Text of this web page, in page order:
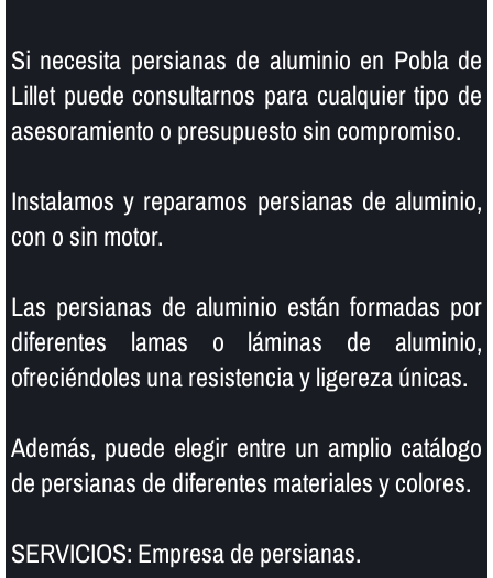
Si necesita persianas de aluminio en Pobla de
Lillet puede consultarnos para cualquier tipo de
asesoramiento o presupuesto sin compromiso.
Instalamos y reparamos persianas de aluminio,
con o sin motor.
Las persianas de aluminio están formadas por
diferentes lamas o láminas de aluminio,
ofreciéndoles una resistencia y ligereza únicas.
Además, puede elegir entre un amplio catálogo
de persianas de diferentes materiales y colores.
SERVICIOS: Empresa de persianas.